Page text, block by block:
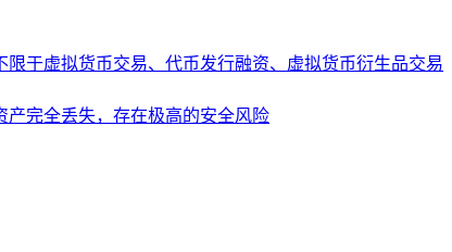
于虚拟货币交易、代币发行融资、虚拟货币衍生品交易
完全丢失，存在极高的安全风险